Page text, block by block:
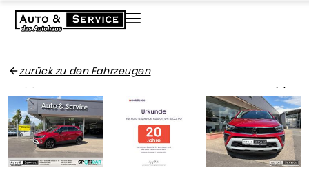
zurück zu den Fahrzeugen